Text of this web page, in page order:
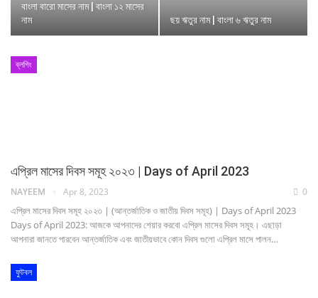
বাংলা বারো মাসের নাম | বাংলা ১২ মাসের
নাম
ছয় ঋতুর নাম | বাংলা ৬ ঋতুর নাম
ব্লগিং
এপ্রিল মাসের দিবস সমূহ ২০২৩ | Days of April 2023
NAYEEM Apr 8, 2023 0
এপ্রিল মাসের দিবস সমূহ ২০২৩ | (আন্তর্জাতিক ও জাতীয় দিবস সমূহ) | Days of April 2023
Days of April 2023: আজকে আপনাদের শেয়ার করবো এপ্রিল মাসের দিবস সমূহ। এছাড়া
আপনারা জানতে পারবেন আন্তর্জাতিক এবং জাতীয়ভাবে কোন দিবস গুলো এপ্রিল মাসে পালন…
ফুটবল